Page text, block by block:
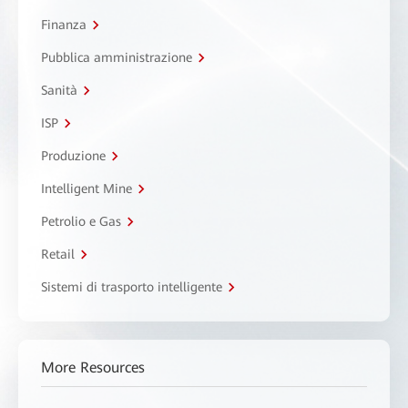
Finanza
Pubblica amministrazione
Sanità
ISP
Produzione
Intelligent Mine
Petrolio e Gas
Retail
Sistemi di trasporto intelligente
More Resources